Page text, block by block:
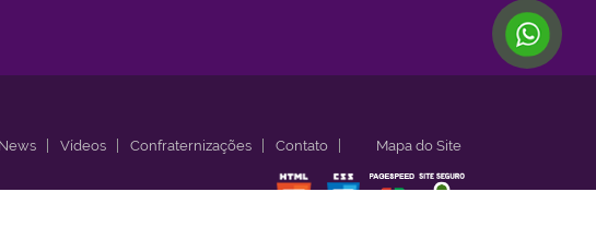
Vídeos Confraternizações Contato Mapa do Site